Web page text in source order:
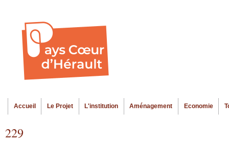
Menu principal
Accueil Le Projet L'institution Aménagement Economie
229